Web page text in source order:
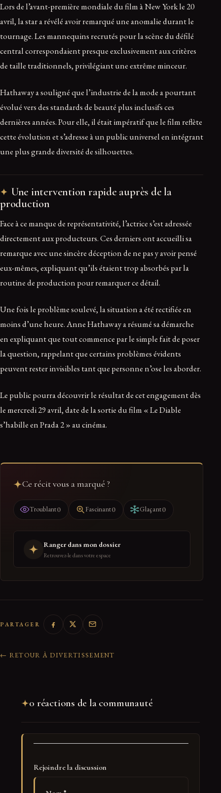
Lors de l’avant-première mondiale du film à New York le 20
avril, la star a révélé avoir remarqué une anomalie durant le
tournage. Les mannequins recrutés pour la scène du défilé
central correspondaient presque exclusivement aux critères
de taille traditionnels, privilégiant une extrême minceur.
Hathaway a souligné que l’industrie de la mode a pourtant
évolué vers des standards de beauté plus inclusifs ces
dernières années. Pour elle, il était impératif que le film reflète
cette évolution et s’adresse à un public universel en intégrant
une plus grande diversité de silhouettes.
Une intervention rapide auprès de la
production
Face à ce manque de représentativité, l’actrice s’est adressée
directement aux producteurs. Ces derniers ont accueilli sa
remarque avec une sincère déception de ne pas y avoir pensé
eux-mêmes, expliquant qu’ils étaient trop absorbés par la
routine de production pour remarquer ce détail.
Une fois le problème soulevé, la situation a été rectifiée en
moins d’une heure. Anne Hathaway a résumé sa démarche
en expliquant que tout commence par le simple fait de poser
la question, rappelant que certains problèmes évidents
peuvent rester invisibles tant que personne n’ose les aborder.
Le public pourra découvrir le résultat de cet engagement dès
le mercredi 29 avril, date de la sortie du film « Le Diable
s’habille en Prada 2 » au cinéma.
Ce récit vous a marqué ?
Troublant0 Fascinant0 Glaçant0
Ranger dans mon dossier
Retrouvez-le dans votre espace
PARTAGER
← RETOUR À DIVERTISSEMENT
0 réactions de la communauté
Rejoindre la discussion